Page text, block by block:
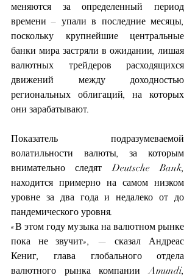
меняются за определенный период
времени – упали в последние месяцы,
поскольку крупнейшие центральные
банки мира застряли в ожидании, лишая
валютных трейдеров расходящихся
движений между доходностью
региональных облигаций, на которых
они зарабатывают.
Показатель подразумеваемой
волатильности валюты, за которым
внимательно следят Deutsche Bank,
находится примерно на самом низком
уровне за два года и недалеко от до
пандемического уровня.
«В этом году музыка на валютном рынке
пока не звучит», — сказал Андреас
Кениг, глава глобального отдела
валютного рынка компании Amundi,